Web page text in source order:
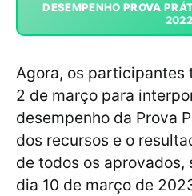
DESEMPENHO PROVA
2022
Agora, os participantes
2 de março para
desempenho da Prova
dos recursos e o
de todos os aprovados,
dia 10 de março de